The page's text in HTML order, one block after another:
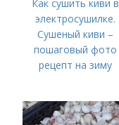
Как сушить киви в
электросушилке.
Сушеный киви –
пошаговый фото
рецепт на зиму